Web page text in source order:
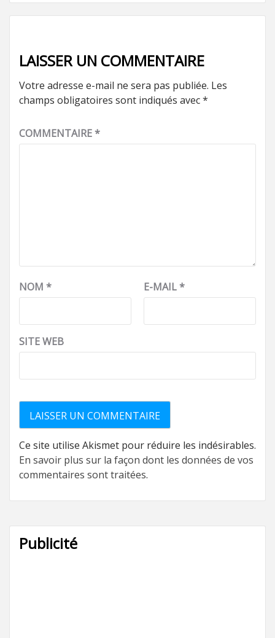
LAISSER UN COMMENTAIRE
Votre adresse e-mail ne sera pas publiée. Les
champs obligatoires sont indiqués avec*
COMMENTAIRE*
NOM * E-MAIL*
SITE WEB
Ce site utilise Akismet pour réduire les indésirables.
En savoir plus sur la façon dont les données de vos
commentaires sont traitées.
Publicité